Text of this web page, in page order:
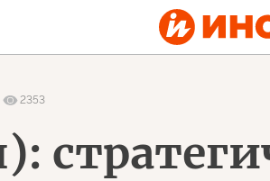
2353